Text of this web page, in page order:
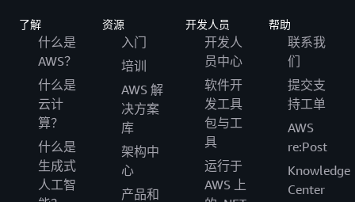
了解
什么是
AWS？
什么是
云计
算？
什么是
生成式
人工智
资源
入门
培训
AWS 解
决方案
库
架构中
心
产品和
开发人员
开发人
员中心
软件开
发工具
包与工
具
运行于
AWS 上
帮助
联系我
们
提交支
持工单
AWS
re:Post
Knowledge
Center